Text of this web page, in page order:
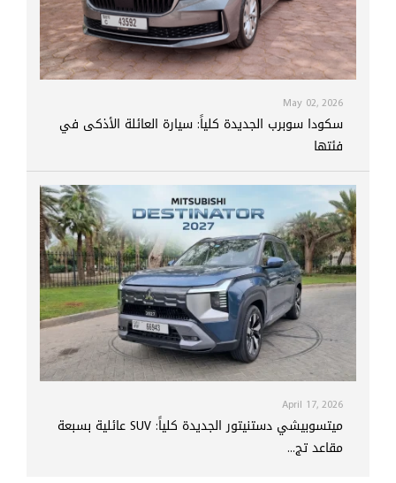
May 02, 2026
سكودا سوبرب الجديدة كلياً: سيارة العائلة الأذكى في
فئتها
April 17, 2026
ميتسوبيشي دستنيتور الجديدة كلياً: SUV عائلية بسبعة
مقاعد تج...